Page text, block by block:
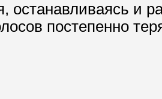
останавливаясь и
постепенно